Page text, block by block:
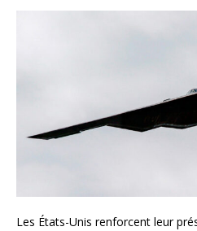
Les États-Unis renforcent leur